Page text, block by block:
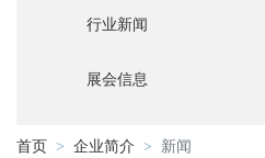
行业新闻
展会信息
首页 企业简介 新闻